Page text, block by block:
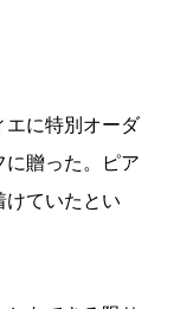
エに特別オーダ
に贈った。ピア
けていたとい